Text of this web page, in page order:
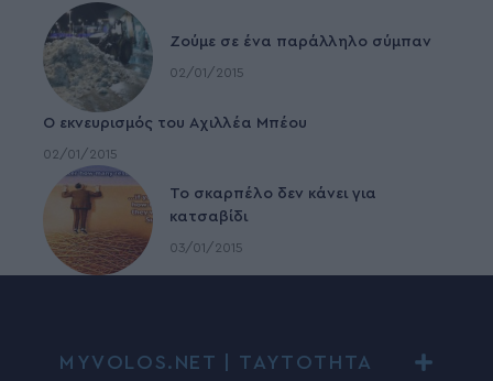
Ζούμε σε ένα παράλληλο σύμπαν
02/01/2015
Ο εκνευρισμός του Αχιλλέα Μπέου
02/01/2015
To σκαρπέλο δεν κάνει για
κατσαβίδι
03/01/2015
MYVOLOS.NET | ΤΑΥΤΟΤΗΤΑ